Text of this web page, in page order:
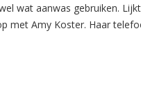
wat aanwas gebruiken.
met Amy Koster. Haar